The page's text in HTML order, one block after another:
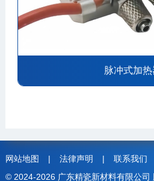
脉冲式加热
网站地图 | 法律声明 |
联系我们
© 2024-2026 广东精瓷新材料有限公